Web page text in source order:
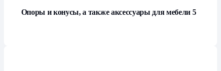
Опоры и конусы, а также аксессуары для мебели 5